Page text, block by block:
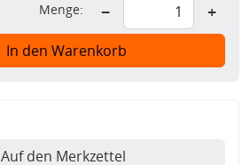
Menge: − +
In den Warenkorb
Auf den Merkzettel